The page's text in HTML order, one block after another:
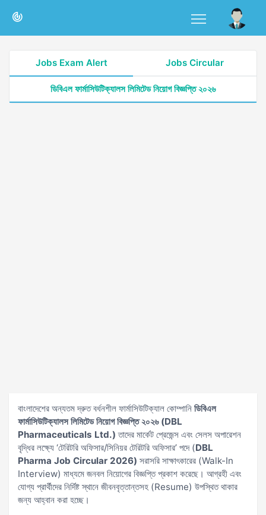
Jobs Exam Alert Jobs Circular
ডিবিএল ফার্মাসিউটিক্যালস লিমিটেড নিয়োগ বিজ্ঞপ্তি ২০২৬
বাংলাদেশের অন্যতম দ্রুত বর্ধনশীল ফার্মাসিউটিক্যাল কোম্পানি ডিবিএল
ফার্মাসিউটিক্যালস লিমিটেড নিয়োগ বিজ্ঞপ্তি ২০২৬ (DBL
Pharmaceuticals Ltd.) তাদের মার্কেট প্রেজেন্স এবং সেলস অপারেশন
বৃদ্ধির লক্ষ্যে ‘টেরিটরি অফিসার/সিনিয়র টেরিটরি অফিসার’ পদে (DBL
Pharma Job Circular 2026) সরাসরি সাক্ষাৎকারের (Walk-In
Interview) মাধ্যমে জনবল নিয়োগের বিজ্ঞপ্তি প্রকাশ করেছে। আগ্রহী এবং
যোগ্য প্রার্থীদের নির্দিষ্ট স্থানে জীবনবৃত্তান্তসহ (Resume) উপস্থিত থাকার
জন্য আহ্বান করা হচ্ছে।